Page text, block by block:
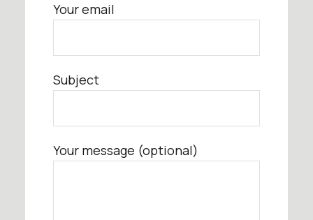
Your email
Subject
Your message (optional)